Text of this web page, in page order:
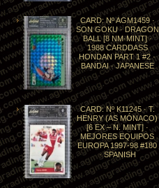
CARD: Nº AGM1459 ·
SON GOKU · DRAGON
BALL [8 NM·MINT] ·
1988 CARDDASS
HONDAN PART 1 #2 ·
BANDAI · JAPANESE
CARD: Nº K11245 · T.
HENRY (AS MÓNACO)
[6 EX – N. MINT] ·
MEJORES EQUIPOS
EUROPA 1997-98 #180
· SPANISH